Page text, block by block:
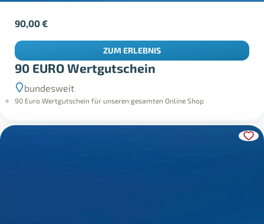
90 EURO Wertgutschein
bundesweit
90 Euro Wertgutschein für unseren gesamten Online Shop
90,00€
ZUM ERLEBNIS